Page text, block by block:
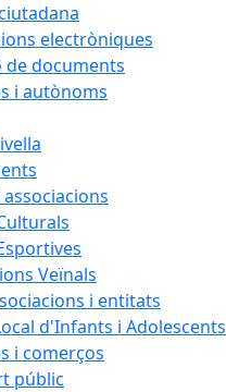
electròniques
de documents
i autònoms
Veïnals
i entitats
d'Infants i Adolescents
i comerços
públic